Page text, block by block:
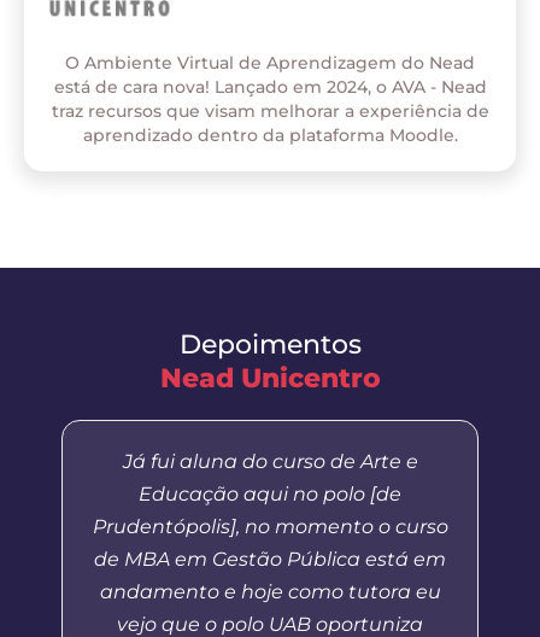
O Ambiente Virtual de Aprendizagem do Nead
está de cara nova! Lançado em 2024, o AVA - Nead
traz recursos que visam melhorar a experiência de
aprendizado dentro da plataforma Moodle.
Depoimentos
Nead Unicentro
Já fui aluna do curso de Arte e
Educação aqui no polo [de
Prudentópolis], no momento o curso
de MBA em Gestão Pública está em
andamento e hoje como tutora eu
vejo que o polo UAB oportuniza